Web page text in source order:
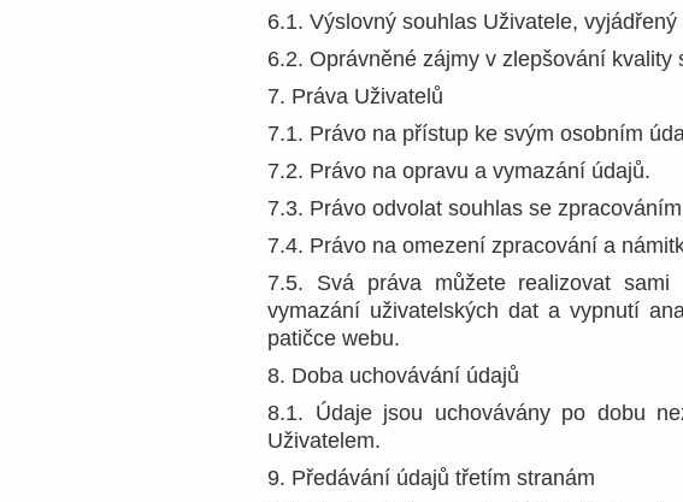
6.1. Výslovný souhlas Uživatele,
6.2. Oprávněné zájmy v zlepšování
7. Práva Uživatelů
7.1. Právo na přístup ke svým osobním
7.2. Právo na opravu a vymazání údajů.
7.3. Právo odvolat souhlas se
7.4. Právo na omezení zpracování a
7.5. Svá práva můžete realizovat sami
vymazání uživatelských dat a vypnutí
patičce webu.
8. Doba uchovávání údajů
8.1. Údaje jsou uchovávány po dobu
Uživatelem.
9. Předávání údajů třetím stranám